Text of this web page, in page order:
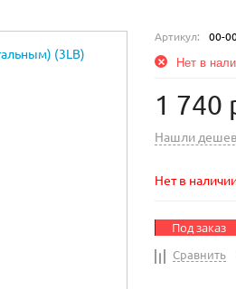
Артикул: 00-
Нет в
1 740
Нашли
Нет в
Под заказ
Сравнить